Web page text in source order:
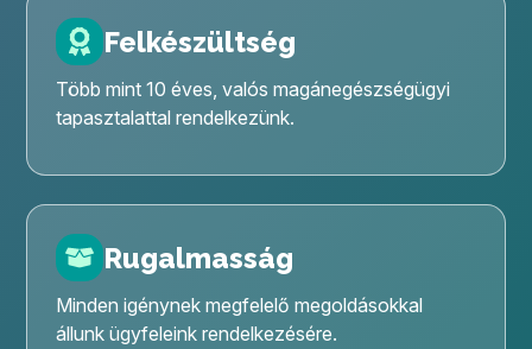
Felkészültség
Több mint 10 éves, valós magán­egészségügyi
tapasztalattal rendelkezünk.
Rugalmasság
Minden igénynek megfelelő megoldásokkal
állunk ügyfeleink rendelkezésére.